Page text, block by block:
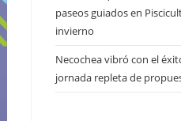
paseos guiados en
invierno
Necochea vibró con el
jornada repleta de